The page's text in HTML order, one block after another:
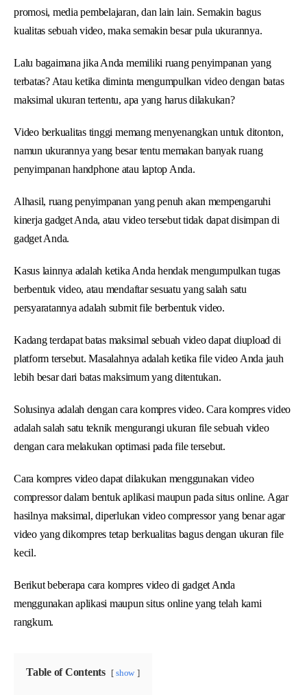
promosi, media pembelajaran, dan lain lain. Semakin bagus
kualitas sebuah video, maka semakin besar pula ukurannya.
Lalu bagaimana jika Anda memiliki ruang penyimpanan yang
terbatas? Atau ketika diminta mengumpulkan video dengan batas
maksimal ukuran tertentu, apa yang harus dilakukan?
Video berkualitas tinggi memang menyenangkan untuk ditonton,
namun ukurannya yang besar tentu memakan banyak ruang
penyimpanan handphone atau laptop Anda.
Alhasil, ruang penyimpanan yang penuh akan mempengaruhi
kinerja gadget Anda, atau video tersebut tidak dapat disimpan di
gadget Anda.
Kasus lainnya adalah ketika Anda hendak mengumpulkan tugas
berbentuk video, atau mendaftar sesuatu yang salah satu
persyaratannya adalah submit file berbentuk video.
Kadang terdapat batas maksimal sebuah video dapat diupload di
platform tersebut. Masalahnya adalah ketika file video Anda jauh
lebih besar dari batas maksimum yang ditentukan.
Solusinya adalah dengan cara kompres video. Cara kompres video
adalah salah satu teknik mengurangi ukuran file sebuah video
dengan cara melakukan optimasi pada file tersebut.
Cara kompres video dapat dilakukan menggunakan video
compressor dalam bentuk aplikasi maupun pada situs online. Agar
hasilnya maksimal, diperlukan video compressor yang benar agar
video yang dikompres tetap berkualitas bagus dengan ukuran file
kecil.
Berikut beberapa cara kompres video di gadget Anda
menggunakan aplikasi maupun situs online yang telah kami
rangkum.
Table of Contents show